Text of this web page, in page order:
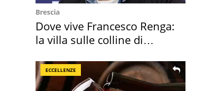
Brescia
Dove vive Francesco Renga:
la villa sulle colline di
ECCELLENZE